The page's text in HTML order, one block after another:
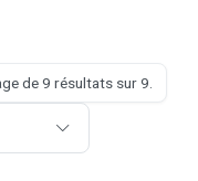
de 9 résultats sur 9.